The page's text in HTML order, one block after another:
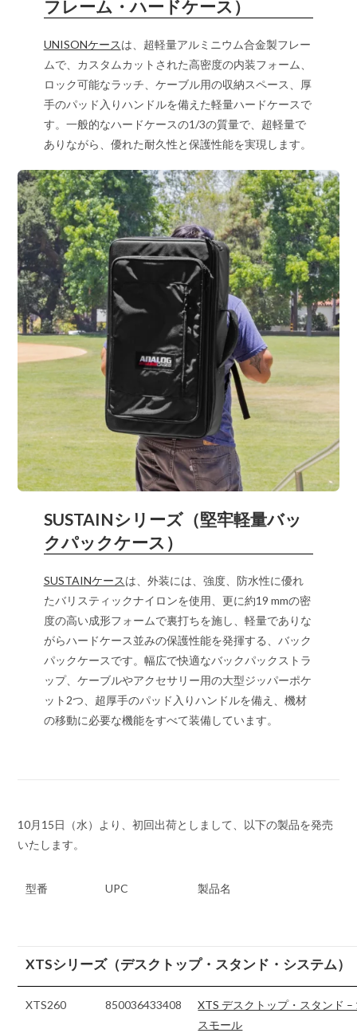
フレーム・ハードケース）
UNISONケースは、超軽量アルミニウム合金製フレー
ムで、カスタムカットされた高密度の内装フォーム、
ロック可能なラッチ、ケーブル用の収納スペース、厚
手のパッド入りハンドルを備えた軽量ハードケースで
す。一般的なハードケースの1/3の質量で、超軽量で
ありながら、優れた耐久性と保護性能を実現します。
SUSTAINシリーズ（堅牢軽量バッ
クパックケース）
SUSTAINケースは、外装には、強度、防水性に優れ
たバリスティックナイロンを使用、更に約19 mmの密
度の高い成形フォームで裏打ちを施し、軽量でありな
がらハードケース並みの保護性能を発揮する、バック
パックケースです。幅広で快適なバックパックストラ
ップ、ケーブルやアクセサリー用の大型ジッパーポケ
ット2つ、超厚手のパッド入りハンドルを備え、機材
の移動に必要な機能をすべて装備しています。
10月15日（水）より、初回出荷としまして、以下の製品を発売
いたします。
型番 UPC 製品名
XTSシリーズ（デスクトップ・スタンド・システム）
XTS260 850036433408
XTS デスクトップ・スタンド –
スモール